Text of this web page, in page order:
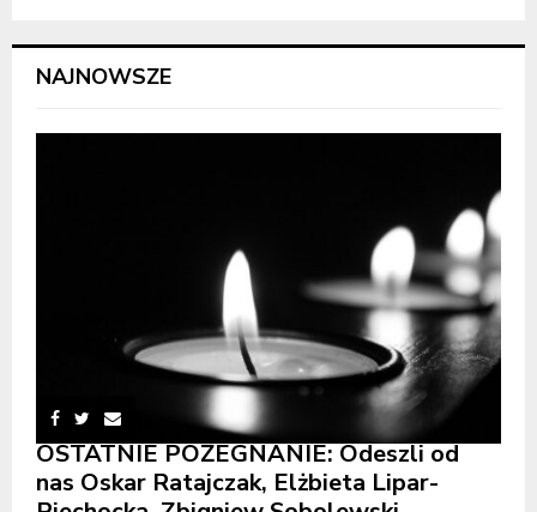
NAJNOWSZE
OSTATNIE POŻEGNANIE: Odeszli od
nas Oskar Ratajczak, Elżbieta Lipar-